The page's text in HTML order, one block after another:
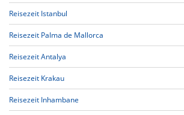
Reisezeit Istanbul
Reisezeit Palma de Mallorca
Reisezeit Antalya
Reisezeit Krakau
Reisezeit Inhambane